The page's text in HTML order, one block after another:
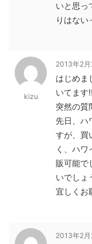
いと思っ
りはない
kizu
2013年2
はじめま
いてます!!
突然の質
先日、ハ
すが、買
く、ハワ
販可能で
いでしょ
宜しくお
2013年2月